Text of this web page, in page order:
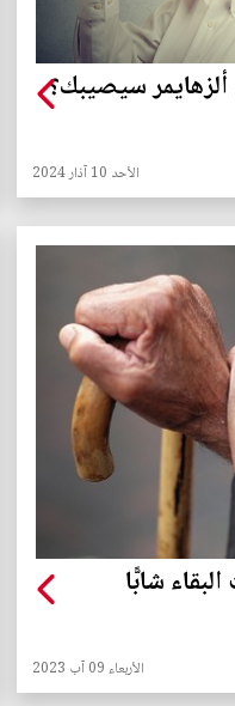
سيصيبك؟
الأحد 10 آذار 2024
شابًّا
الأربعاء 09 آب 2023